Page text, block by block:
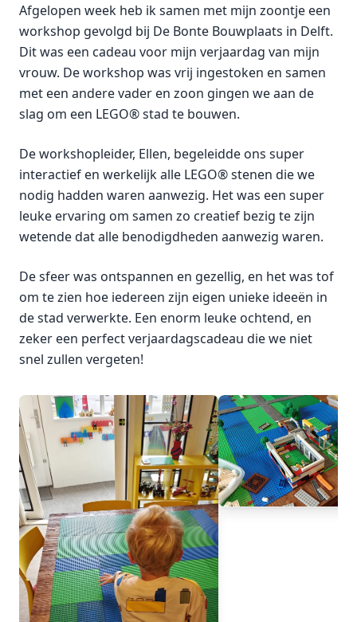
Afgelopen week heb ik samen met mijn zoontje een
workshop gevolgd bij De Bonte Bouwplaats in Delft.
Dit was een cadeau voor mijn verjaardag van mijn
vrouw. De workshop was vrij ingestoken en samen
met een andere vader en zoon gingen we aan de
slag om een LEGO® stad te bouwen.
De workshopleider, Ellen, begeleidde ons super
interactief en werkelijk alle LEGO® stenen die we
nodig hadden waren aanwezig. Het was een super
leuke ervaring om samen zo creatief bezig te zijn
wetende dat alle benodigdheden aanwezig waren.
De sfeer was ontspannen en gezellig, en het was tof
om te zien hoe iedereen zijn eigen unieke ideeën in
de stad verwerkte. Een enorm leuke ochtend, en
zeker een perfect verjaardagscadeau die we niet
snel zullen vergeten!